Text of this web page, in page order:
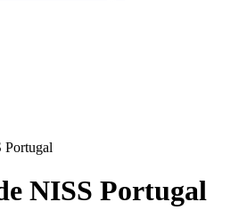
Portugal
NISS Portugal